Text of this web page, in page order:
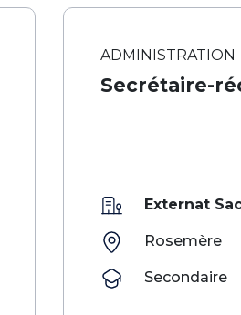
ADMINISTRATION
Secrétaire-
Externat
Rosemère
Secondaire